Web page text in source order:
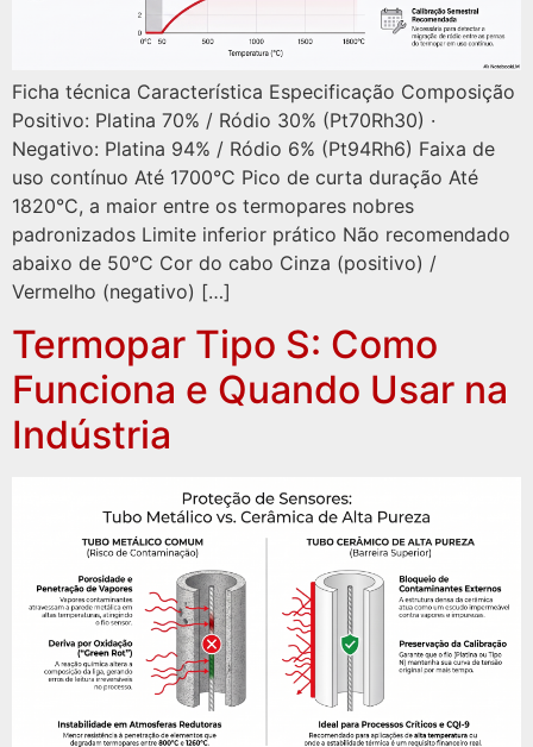
Ficha técnica Característica Especificação Composição
Positivo: Platina 70% / Ródio 30% (Pt70Rh30) ·
Negativo: Platina 94% / Ródio 6% (Pt94Rh6) Faixa de
uso contínuo Até 1700°C Pico de curta duração Até
1820°C, a maior entre os termopares nobres
padronizados Limite inferior prático Não recomendado
abaixo de 50°C Cor do cabo Cinza (positivo) /
Vermelho (negativo) […]
Termopar Tipo S: Como
Funciona e Quando Usar na
Indústria